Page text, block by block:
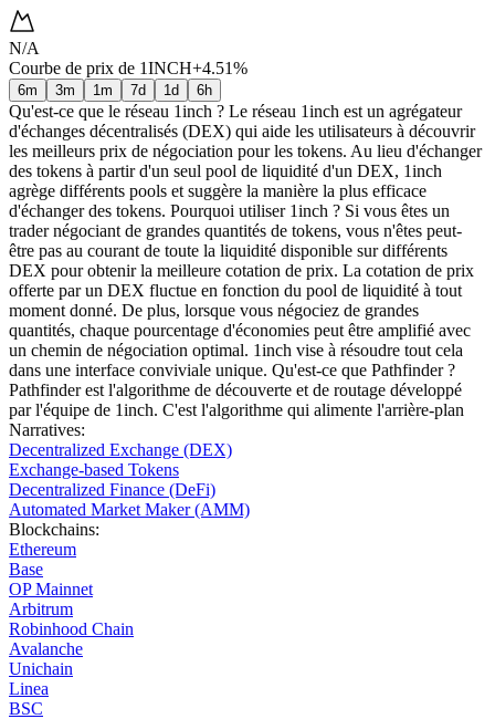
N/A
Courbe de prix de 1INCH+4.51%
6m 3m 1m 7d 1d 6h
Qu'est-ce que le réseau 1inch ? Le réseau 1inch est un agrégateur
d'échanges décentralisés (DEX) qui aide les utilisateurs à découvrir
les meilleurs prix de négociation pour les tokens. Au lieu d'échanger
des tokens à partir d'un seul pool de liquidité d'un DEX, 1inch
agrège différents pools et suggère la manière la plus efficace
d'échanger des tokens. Pourquoi utiliser 1inch ? Si vous êtes un
trader négociant de grandes quantités de tokens, vous n'êtes peut-
être pas au courant de toute la liquidité disponible sur différents
DEX pour obtenir la meilleure cotation de prix. La cotation de prix
offerte par un DEX fluctue en fonction du pool de liquidité à tout
moment donné. De plus, lorsque vous négociez de grandes
quantités, chaque pourcentage d'économies peut être amplifié avec
un chemin de négociation optimal. 1inch vise à résoudre tout cela
dans une interface conviviale unique. Qu'est-ce que Pathfinder ?
Pathfinder est l'algorithme de découverte et de routage développé
par l'équipe de 1inch. C'est l'algorithme qui alimente l'arrière-plan
Narratives:
Decentralized Exchange (DEX)
Exchange-based Tokens
Decentralized Finance (DeFi)
Automated Market Maker (AMM)
Blockchains:
Ethereum
Base
OP Mainnet
Arbitrum
Robinhood Chain
Avalanche
Unichain
Linea
BSC